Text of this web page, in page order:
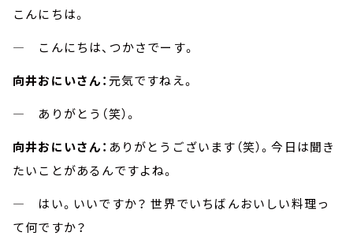
こんにちは。
― こんにちは、つかさでーす。
向井おにいさん：元気ですねえ。
― ありがとう（笑）。
向井おにいさん： ありがとうございます（笑）。今日は聞き
たいことがあるんですよね。
― はい。いいですか？ 世界でいちばんおいしい料理っ
て何ですか？